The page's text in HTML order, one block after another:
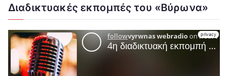
Διαδικτυακές εκπομπές του «Βύρωνα»